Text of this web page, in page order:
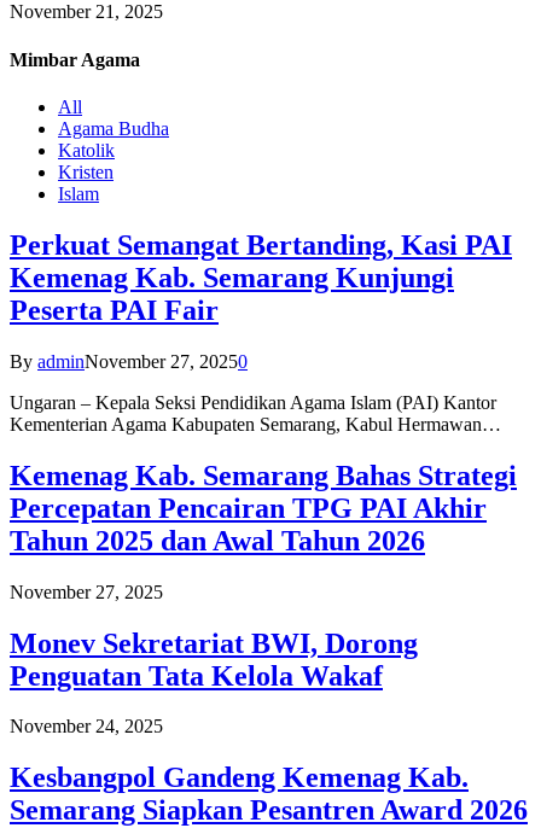
November 21, 2025
Mimbar Agama
All
Agama Budha
Katolik
Kristen
Islam
Perkuat Semangat Bertanding, Kasi PAI
Kemenag Kab. Semarang Kunjungi
Peserta PAI Fair
By adminNovember 27, 20250
Ungaran – Kepala Seksi Pendidikan Agama Islam (PAI) Kantor
Kementerian Agama Kabupaten Semarang, Kabul Hermawan…
Kemenag Kab. Semarang Bahas Strategi
Percepatan Pencairan TPG PAI Akhir
Tahun 2025 dan Awal Tahun 2026
November 27, 2025
Monev Sekretariat BWI, Dorong
Penguatan Tata Kelola Wakaf
November 24, 2025
Kesbangpol Gandeng Kemenag Kab.
Semarang Siapkan Pesantren Award 2026